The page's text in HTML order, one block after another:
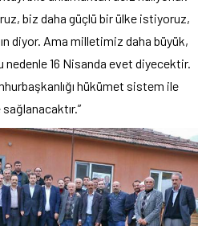
biz daha güçlü bir ülke istiyoruz,
diyor. Ama milletimiz daha büyük,
16 Nisanda evet diyecektir.
hükümet sistem ile